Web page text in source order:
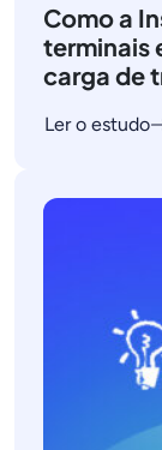
Como a
terminais
carga de
Ler o estudo